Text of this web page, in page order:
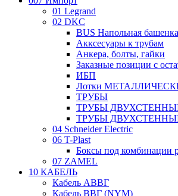
01 Legrand
02 DKC
BUS Напольная башенка
Акксесуары к трубам
Анкера, болты, гайки
Заказные позиции с
ИБП
Лотки
ТРУБЫ
ТРУБЫ
ТРУБЫ
04 Schneider Electric
06 T-Plast
Боксы под комбинации
07 ZAMEL
10 КАБЕЛЬ
Кабель АВВГ
Кабель ВВГ (NYM)